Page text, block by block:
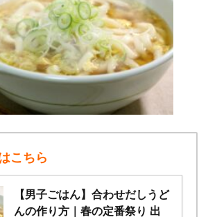
こちら
【男子ごはん】合わせだしうど
んの作り方｜春の定番祭り 出